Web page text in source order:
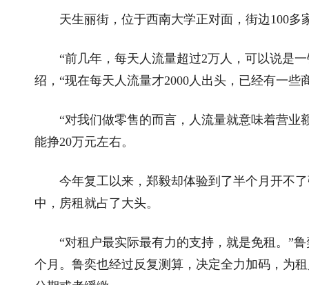
天生丽街，位于西南大学正对面，街边100多
“前几年，每天人流量超过2万人，可以说是一
绍，“现在每天人流量才2000人出头，已经有一些
“对我们做零售的而言，人流量就意味着营业
能挣20万元左右。
今年复工以来，郑毅却体验到了半个月开不了
中，房租就占了大头。
“对租户最实际最有力的支持，就是免租。”鲁
个月。鲁奕也经过反复测算，决定全力加码，为